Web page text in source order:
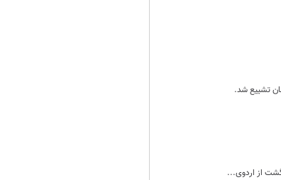
از اردوی...